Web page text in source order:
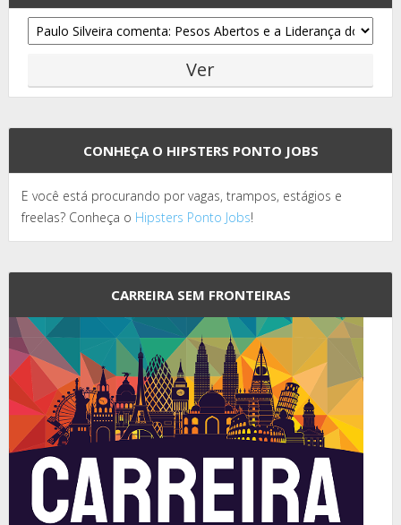
CONHEÇA O HIPSTERS PONTO JOBS
E você está procurando por vagas, trampos, estágios e
freelas? Conheça o Hipsters Ponto Jobs!
CARREIRA SEM FRONTEIRAS